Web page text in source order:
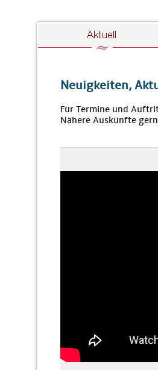
Neuigkeiten,
Für Termine und
Nähere Auskünfte